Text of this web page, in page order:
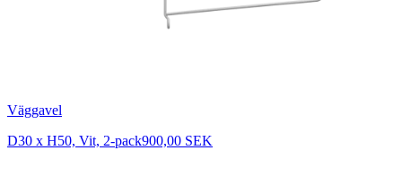
Väggavel
D30 x H50, Vit, 2-pack900,00 SEK